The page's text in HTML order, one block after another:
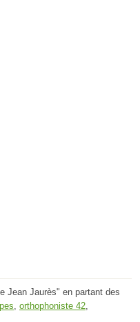
Jean Jaurès" en partant des
orthophoniste 42